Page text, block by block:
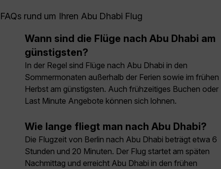
FAQs rund um Ihren Abu Dhabi Flug
Wann sind die Flüge nach Abu Dhabi am
günstigsten?
In der Regel sind Flüge nach Abu Dhabi in den
Sommermonaten außerhalb der Ferien sowie im frühen
Herbst am günstigsten. Auch frühzeitiges Buchen oder
Last Minute Angebote können sich lohnen.
Wie lange fliegt man nach Abu Dhabi?
Die Flugzeit von Berlin nach Abu Dhabi beträgt etwa 6
Stunden und 20 Minuten. Der Flug startet am späten
Nachmittag und erreicht Abu Dhabi in den frühen